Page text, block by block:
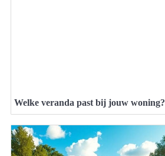
Welke veranda past bij jouw woning?